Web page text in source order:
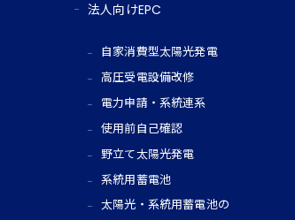
法人向けEPC
自家消費型太陽光発電
高圧受電設備改修
電力申請・系統連系
使用前自己確認
野立て太陽光発電
系統用蓄電池
太陽光・系統用蓄電池の